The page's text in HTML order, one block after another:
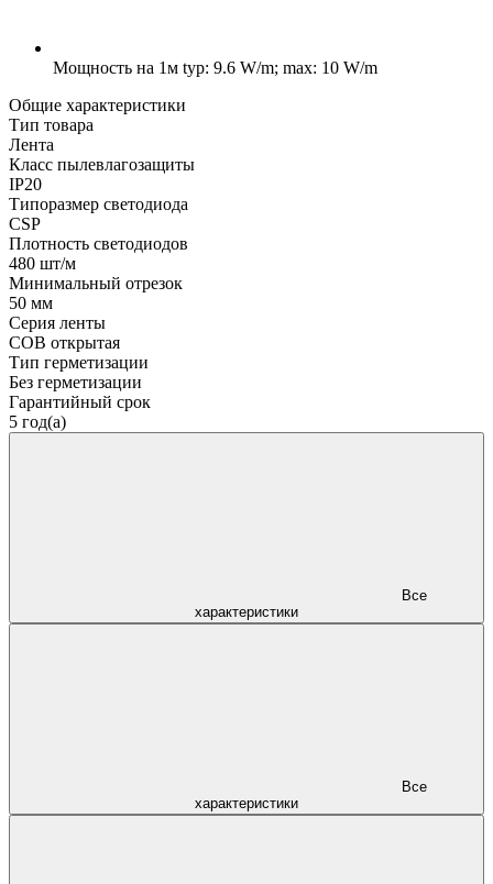
Мощность на 1м typ: 9.6 W/m; max: 10 W/m
Общие характеристики
Тип товара
Лента
Класс пылевлагозащиты
IP20
Типоразмер светодиода
CSP
Плотность светодиодов
480 шт/м
Минимальный отрезок
50 мм
Серия ленты
COB открытая
Тип герметизации
Без герметизации
Гарантийный срок
5 год(а)
характеристики
характеристики